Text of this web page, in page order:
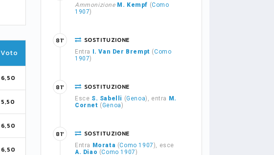
Voto
6,50
5,50
6,50
6,50
Ammonizione M. Kempf (Como
1907)
SOSTITUZIONE
Entra I. Van Der Brempt (Como
1907)
81'
SOSTITUZIONE
Esce S. Sabelli (Genoa), entra
M.
Cornet (Genoa)
81'
SOSTITUZIONE
Entra Morata (Como 1907), esce
A. Diao (Como 1907)
81'